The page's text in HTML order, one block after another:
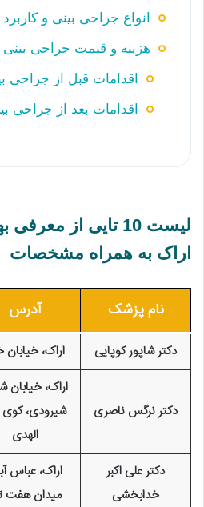
انواع جراحی بینی و
هزینه و قیمت جراحی بینی
اقدامات قبل از جراحی
اقدامات بعد از جراحی
لیست 10 تایی از
اراک به همراه مشخصات
نام پزشک آدرس
دکتر شاپور کوپایی اراک، خیابان
دکتر نرگس ناصری
اراک، خیابان
شیرودی، کوی
الهدی
دکتر علی اکبر
خدابخشی
اراک، عباس
میدان هفت